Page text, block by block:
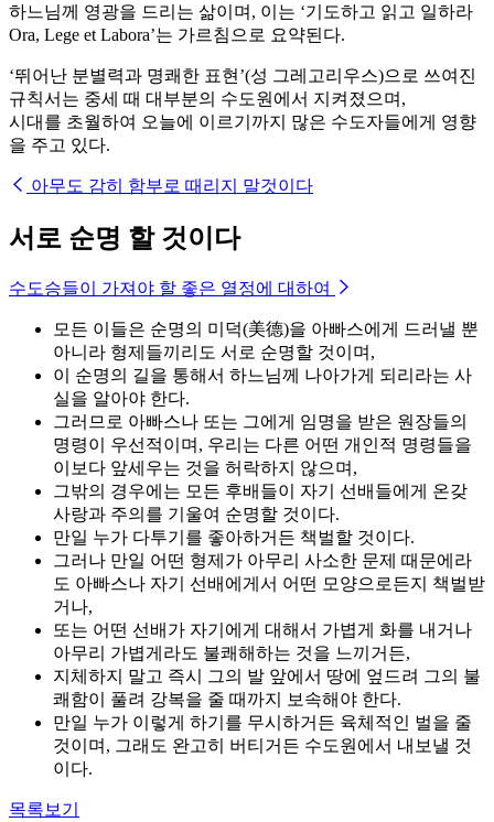
하느님께 영광을 드리는 삶이며, 이는 ‘기도하고 읽고 일하라
Ora, Lege et Labora’는 가르침으로 요약된다.
‘뛰어난 분별력과 명쾌한 표현’(성 그레고리우스)으로 쓰여진
규칙서는 중세 때 대부분의 수도원에서 지켜졌으며,
시대를 초월하여 오늘에 이르기까지 많은 수도자들에게 영향
을 주고 있다.
아무도 감히 함부로 때리지 말것이다
서로 순명 할 것이다
수도승들이 가져야 할 좋은 열정에 대하여
모든 이들은 순명의 미덕(美德)을 아빠스에게 드러낼 뿐
아니라 형제들끼리도 서로 순명할 것이며,
이 순명의 길을 통해서 하느님께 나아가게 되리라는 사
실을 알아야 한다.
그러므로 아빠스나 또는 그에게 임명을 받은 원장들의
명령이 우선적이며, 우리는 다른 어떤 개인적 명령들을
이보다 앞세우는 것을 허락하지 않으며,
그밖의 경우에는 모든 후배들이 자기 선배들에게 온갖
사랑과 주의를 기울여 순명할 것이다.
만일 누가 다투기를 좋아하거든 책벌할 것이다.
그러나 만일 어떤 형제가 아무리 사소한 문제 때문에라
도 아빠스나 자기 선배에게서 어떤 모양으로든지 책벌받
거나,
또는 어떤 선배가 자기에게 대해서 가볍게 화를 내거나
아무리 가볍게라도 불쾌해하는 것을 느끼거든,
지체하지 말고 즉시 그의 발 앞에서 땅에 엎드려 그의 불
쾌함이 풀려 강복을 줄 때까지 보속해야 한다.
만일 누가 이렇게 하기를 무시하거든 육체적인 벌을 줄
것이며, 그래도 완고히 버티거든 수도원에서 내보낼 것
이다.
목록보기